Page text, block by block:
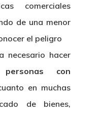
comerciales
de una menor
el peligro
necesario hacer
personas con
en muchas
de bienes,
Inicio
Noticias
Sentencias
Revista